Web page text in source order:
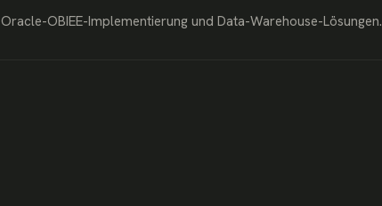
Oracle-OBIEE-Implementierung und Data-Warehouse-Lösungen.